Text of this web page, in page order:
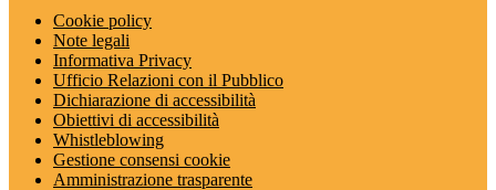
Cookie policy
Note legali
Informativa Privacy
Ufficio Relazioni con il Pubblico
Dichiarazione di accessibilità
Obiettivi di accessibilità
Whistleblowing
Gestione consensi cookie
Amministrazione trasparente